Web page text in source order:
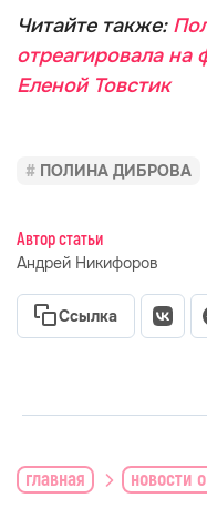
Читайте также:
отреагировала
Еленой Товстик
ПОЛИНА ДИБРОВА
Автор статьи
Андрей Никифоров
Ссылка
главная новости